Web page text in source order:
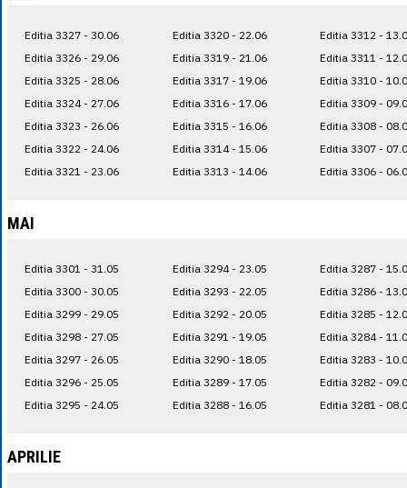
Editia 3327 - 30.06
Editia 3326 - 29.06
Editia 3325 - 28.06
Editia 3324 - 27.06
Editia 3323 - 26.06
Editia 3322 - 24.06
Editia 3321 - 23.06
Editia 3320 - 22.06
Editia 3319 - 21.06
Editia 3317 - 19.06
Editia 3316 - 17.06
Editia 3315 - 16.06
Editia 3314 - 15.06
Editia 3313 - 14.06
Editia 3312 -
Editia 3311 -
Editia 3310 -
Editia 3309 -
Editia 3308 -
Editia 3307 -
Editia 3306 -
MAI
Editia 3301 - 31.05
Editia 3300 - 30.05
Editia 3299 - 29.05
Editia 3298 - 27.05
Editia 3297 - 26.05
Editia 3296 - 25.05
Editia 3295 - 24.05
Editia 3294 - 23.05
Editia 3293 - 22.05
Editia 3292 - 20.05
Editia 3291 - 19.05
Editia 3290 - 18.05
Editia 3289 - 17.05
Editia 3288 - 16.05
Editia 3287 -
Editia 3286 -
Editia 3285 -
Editia 3284 -
Editia 3283 -
Editia 3282 -
Editia 3281 -
APRILIE